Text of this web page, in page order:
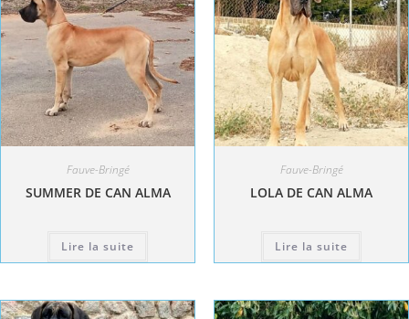
Fauve-Bringé
SUMMER DE CAN ALMA
Lire la suite
Fauve-Bringé
LOLA DE CAN ALMA
Lire la suite